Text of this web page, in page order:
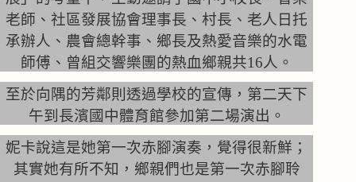
老師、社區發展協會理事長、村長、老人日托
承辦人、農會總幹事、鄉長及熱愛音樂的水電
師傅、曾組交響樂團的熱血鄉親共16人。
至於向隅的芳鄰則透過學校的宣傳，第二天下
午到長濱國中體育館參加第二場演出。
妮卡說這是她第一次赤腳演奏，覺得很新鮮；
其實她有所不知，鄉親們也是第一次赤腳聆